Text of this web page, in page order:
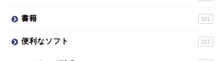
書籍 101
便利なソフト 227